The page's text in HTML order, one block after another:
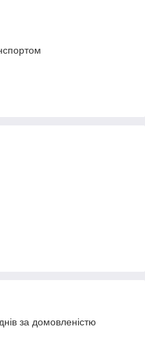
за домовленістю